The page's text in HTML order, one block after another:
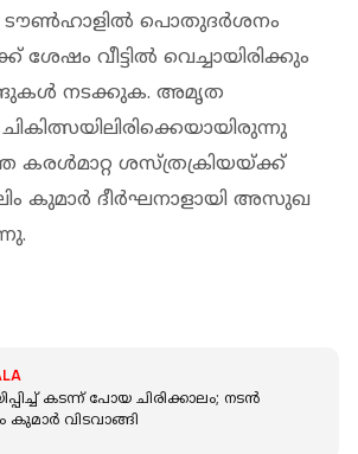
ടൗണ്‍ഹാളില്‍ പൊതുദര്‍ശനം
ശേഷം വീട്ടില്‍ വെച്ചായിരിക്കും
നടക്കുക. അമൃത
കരള്‍മാറ്റ ശസ്ത്രക്രിയയ്ക്ക്
കുമാര്‍ ദീര്‍ഘനാളായി അസുഖ
കടന്ന് പോയ ചിരിക്കാലം; നടൻ
കുമാര്‍ വിടവാങ്ങി